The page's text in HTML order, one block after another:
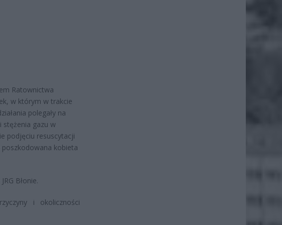
Ratownictwa
w którym w trakcie
polegały na
stężenia gazu w
podjęciu resuscytacji
kobieta
Błonie.
i okoliczności